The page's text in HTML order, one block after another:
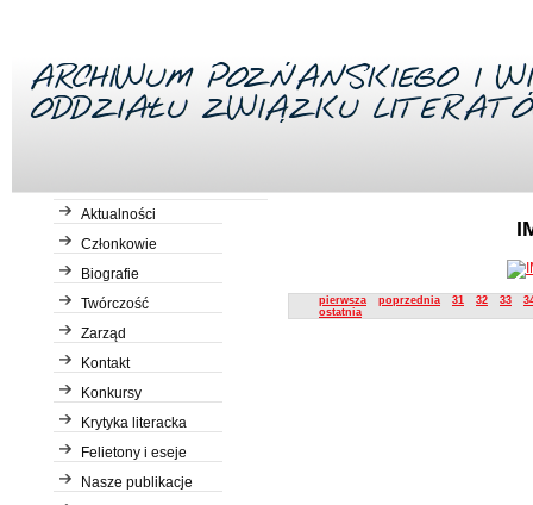
Aktualności
Członkowie
Biografie
Twórczość
Zarząd
Kontakt
Konkursy
Krytyka literacka
Felietony i eseje
Nasze publikacje
pierwsza poprzednia 31 32 33
ostatnia
Description